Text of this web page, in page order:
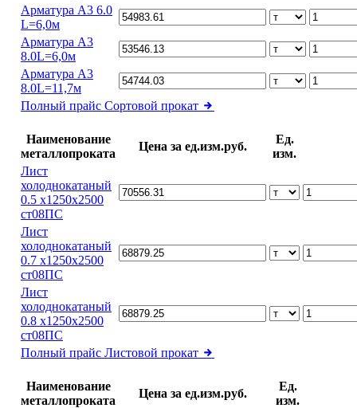
Арматура А3 6.0
L=6,0м
Арматура А3
8.0L=6,0м
Арматура А3
8.0L=11,7м
Полный прайс Сортовой прокат
Наименование
металлопроката
Цена за ед.изм.руб.
Ед.
изм.
Лист
холоднокатаный
0.5 х1250х2500
ст08ПС
Лист
холоднокатаный
0.7 х1250х2500
ст08ПС
Лист
холоднокатаный
0.8 х1250х2500
ст08ПС
Полный прайс Листовой прокат
Наименование
металлопроката
Цена за ед.изм.руб.
Ед.
изм.